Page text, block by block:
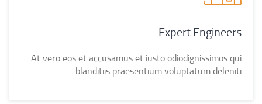
Expert Engineers
At vero eos et accusamus et iusto odiodignissimos qui
blanditiis praesentium voluptatum deleniti